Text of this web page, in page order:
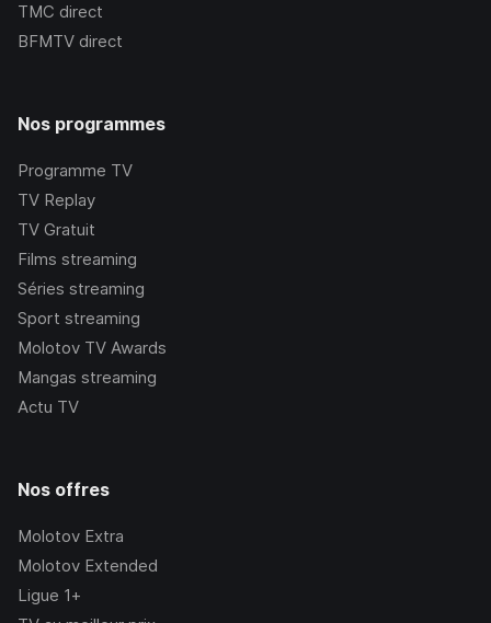
TMC direct
BFMTV direct
Nos programmes
Programme TV
TV Replay
TV Gratuit
Films streaming
Séries streaming
Sport streaming
Molotov TV Awards
Mangas streaming
Actu TV
Nos offres
Molotov Extra
Molotov Extended
Ligue 1+